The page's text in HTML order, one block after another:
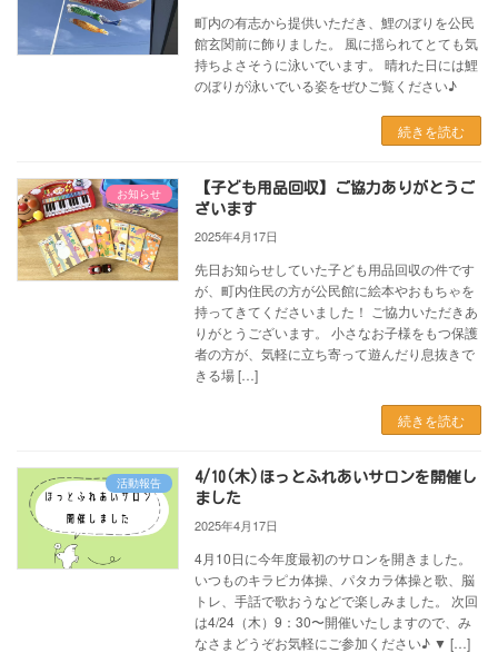
町内の有志から提供いただき、鯉のぼりを公民
館玄関前に飾りました。 風に揺られてとても気
持ちよさそうに泳いでいます。 晴れた日には鯉
のぼりが泳いでいる姿をぜひご覧ください♪
続きを読む
お知らせ
【子ども用品回収】ご協力ありがとうご
ざいます
2025年4月17日
先日お知らせしていた子ども用品回収の件です
が、町内住民の方が公民館に絵本やおもちゃを
持ってきてくださいました！ ご協力いただきあ
りがとうございます。 小さなお子様をもつ保護
者の方が、気軽に立ち寄って遊んだり息抜きで
きる場 […]
続きを読む
活動報告
4/10(木)ほっとふれあいサロンを開催し
ました
2025年4月17日
4月10日に今年度最初のサロンを開きました。
いつものキラピカ体操、パタカラ体操と歌、脳
トレ、手話で歌おうなどで楽しみました。 次回
は4/24（木）9：30〜開催いたしますので、み
なさまどうぞお気軽にご参加ください♪ ▼ […]